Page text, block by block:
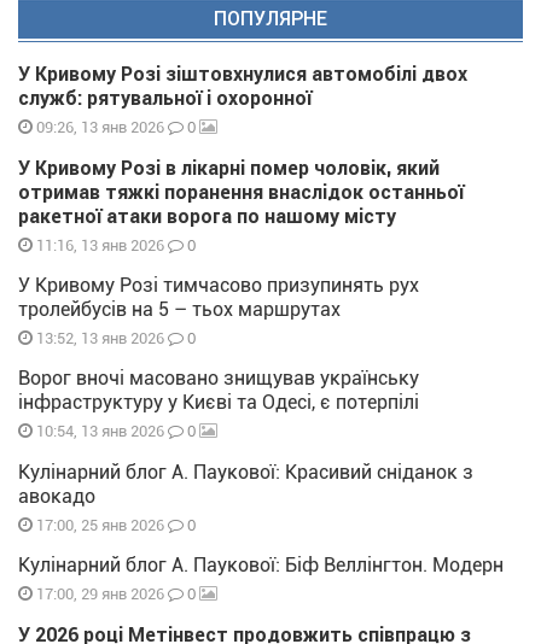
ПОПУЛЯРНЕ
У Кривому Розі зіштовхнулися автомобілі двох
служб: рятувальної і охоронної
09:26, 13 янв 2026 0
У Кривому Розі в лікарні помер чоловік, який
отримав тяжкі поранення внаслідок останньої
ракетної атаки ворога по нашому місту
11:16, 13 янв 2026 0
У Кривому Розі тимчасово призупинять рух
тролейбусів на 5 – тьох маршрутах
13:52, 13 янв 2026 0
Ворог вночі масовано знищував українську
інфраструктуру у Києві та Одесі, є потерпілі
10:54, 13 янв 2026 0
Кулінарний блог А. Паукової: Красивий сніданок з
авокадо
17:00, 25 янв 2026 0
Кулінарний блог А. Паукової: Біф Веллінгтон. Модерн
17:00, 29 янв 2026 0
У 2026 році Метінвест продовжить співпрацю з